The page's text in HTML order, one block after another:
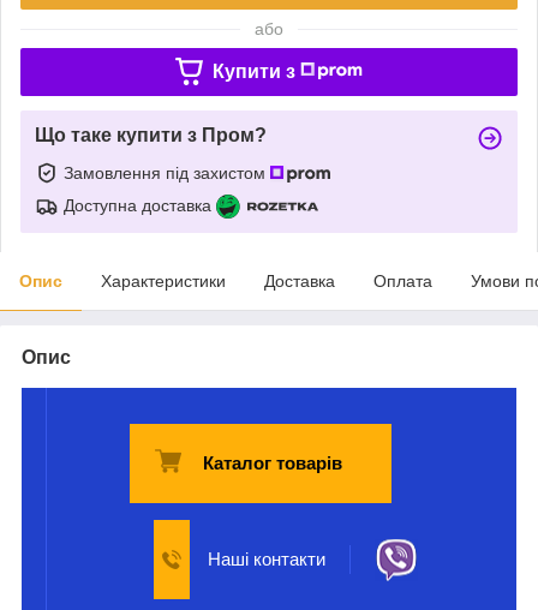
або
Купити з
Що таке купити з Пром?
Замовлення під захистом
Доступна доставка
Опис Характеристики Доставка Оплата Умови
Опис
Каталог товарів
Наші контакти